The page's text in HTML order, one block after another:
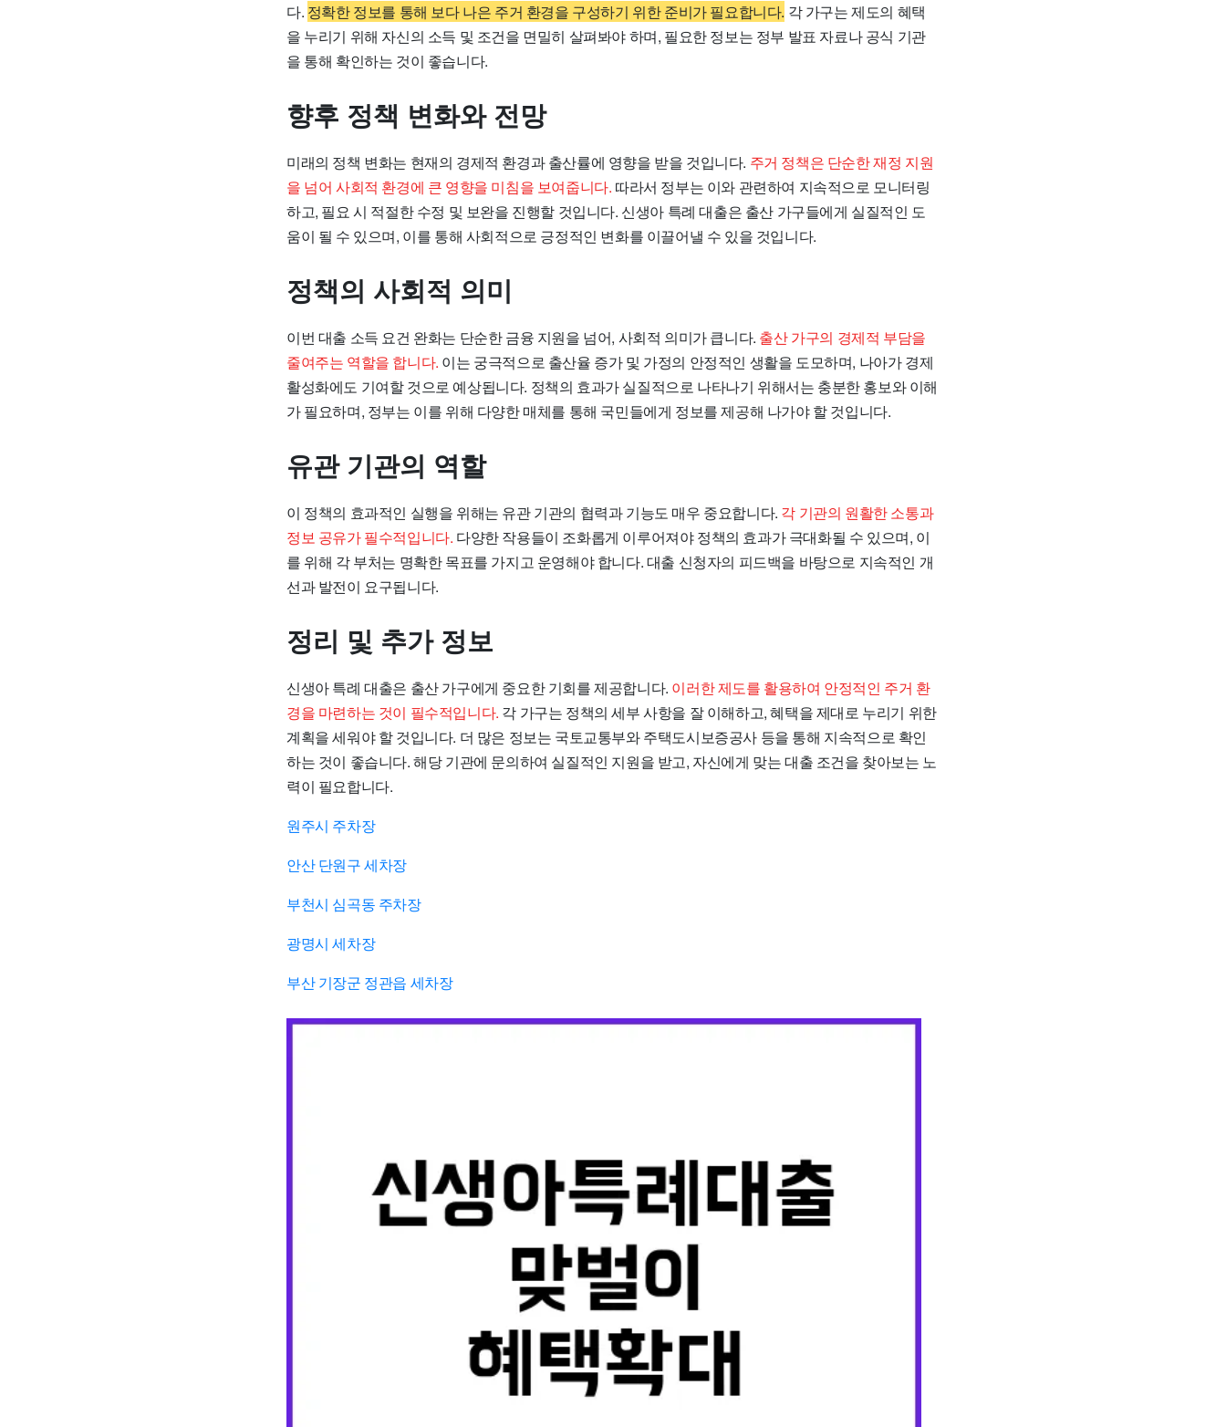
다. 정확한 정보를 통해 보다 나은 주거 환경을 구성하기 위한 준비가 필요합니다. 각 가구는 제도의 혜택
을 누리기 위해 자신의 소득 및 조건을 면밀히 살펴봐야 하며, 필요한 정보는 정부 발표 자료나 공식 기관
을 통해 확인하는 것이 좋습니다.
향후 정책 변화와 전망
미래의 정책 변화는 현재의 경제적 환경과 출산률에 영향을 받을 것입니다. 주거 정책은 단순한 재정 지원
을 넘어 사회적 환경에 큰 영향을 미침을 보여줍니다. 따라서 정부는 이와 관련하여 지속적으로 모니터링
하고, 필요 시 적절한 수정 및 보완을 진행할 것입니다. 신생아 특례 대출은 출산 가구들에게 실질적인 도
움이 될 수 있으며, 이를 통해 사회적으로 긍정적인 변화를 이끌어낼 수 있을 것입니다.
정책의 사회적 의미
이번 대출 소득 요건 완화는 단순한 금융 지원을 넘어, 사회적 의미가 큽니다. 출산 가구의 경제적 부담을
줄여주는 역할을 합니다. 이는 궁극적으로 출산율 증가 및 가정의 안정적인 생활을 도모하며, 나아가 경제
활성화에도 기여할 것으로 예상됩니다. 정책의 효과가 실질적으로 나타나기 위해서는 충분한 홍보와 이해
가 필요하며, 정부는 이를 위해 다양한 매체를 통해 국민들에게 정보를 제공해 나가야 할 것입니다.
유관 기관의 역할
이 정책의 효과적인 실행을 위해는 유관 기관의 협력과 기능도 매우 중요합니다. 각 기관의 원활한 소통과
정보 공유가 필수적입니다. 다양한 작용들이 조화롭게 이루어져야 정책의 효과가 극대화될 수 있으며, 이
를 위해 각 부처는 명확한 목표를 가지고 운영해야 합니다. 대출 신청자의 피드백을 바탕으로 지속적인 개
선과 발전이 요구됩니다.
정리 및 추가 정보
신생아 특례 대출은 출산 가구에게 중요한 기회를 제공합니다. 이러한 제도를 활용하여 안정적인 주거 환
경을 마련하는 것이 필수적입니다. 각 가구는 정책의 세부 사항을 잘 이해하고, 혜택을 제대로 누리기 위한
계획을 세워야 할 것입니다. 더 많은 정보는 국토교통부와 주택도시보증공사 등을 통해 지속적으로 확인
하는 것이 좋습니다. 해당 기관에 문의하여 실질적인 지원을 받고, 자신에게 맞는 대출 조건을 찾아보는 노
력이 필요합니다.
원주시 주차장
안산 단원구 세차장
부천시 심곡동 주차장
광명시 세차장
부산 기장군 정관읍 세차장